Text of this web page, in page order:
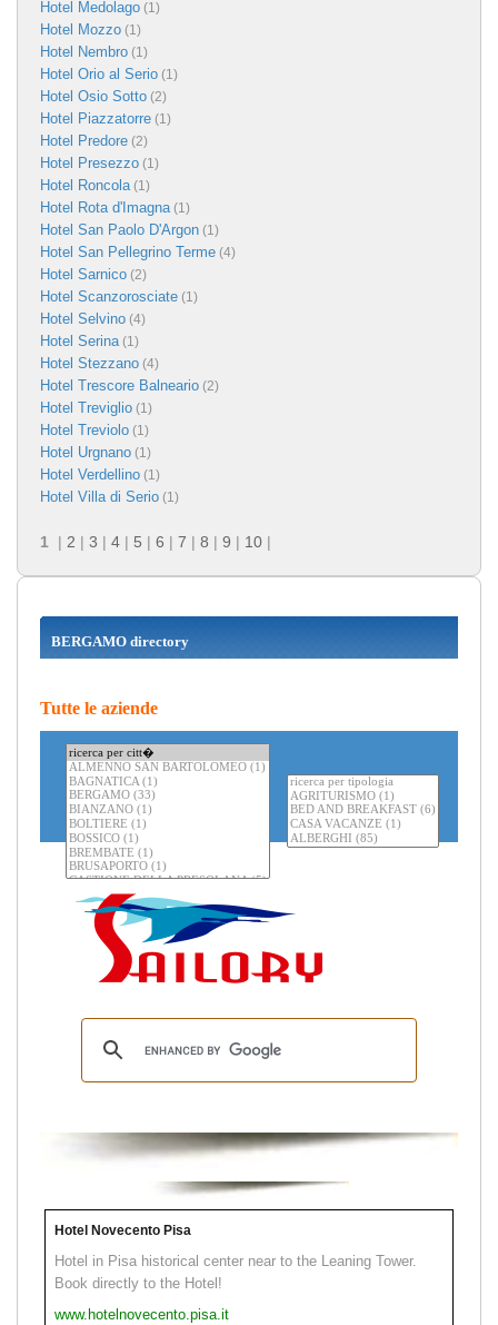
Hotel Medolago (1)
Hotel Mozzo (1)
Hotel Nembro (1)
Hotel Orio al Serio (1)
Hotel Osio Sotto (2)
Hotel Piazzatorre (1)
Hotel Predore (2)
Hotel Presezzo (1)
Hotel Roncola(1)
Hotel Rota d'Imagna(1)
Hotel San Paolo D'Argon (1)
Hotel San Pellegrino Terme (4)
Hotel Sarnico (2)
Hotel Scanzorosciate (1)
Hotel Selvino (4)
Hotel Serina(1)
Hotel Stezzano (4)
Hotel Trescore Balneario (2)
Hotel Treviglio (1)
Hotel Treviolo (1)
Hotel Urgnano (1)
Hotel Verdellino (1)
Hotel Villa di Serio (1)
1 | 2 | 3 | 4 | 5 | 6 | 7 | 8 | 9 | 10 |
BERGAMO directory
Tutte le aziende
Hotel Novecento Pisa
Hotel in Pisa historical center near to the Leaning Tower.
Book directly to the Hotel!
www.hotelnovecento.pisa.it